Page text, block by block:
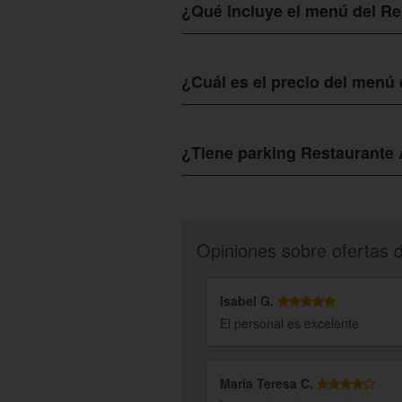
embargo, puedes tener la seguridad
¿Qué incluye el menú del
ensalada, tabla de ibéricos, postre de
¿Cuál es el precio del
tiene un descuento del 44% sobre la
¿Tiene parking Restaurante
Opiniones sobre ofertas
Isabel G.
El personal es excelente
María Teresa C.